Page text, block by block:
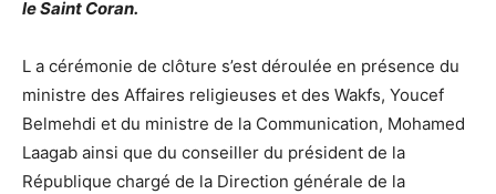
le Saint Coran.
L a cérémonie de clôture s’est déroulée en présence du
ministre des Affaires religieuses et des Wakfs, Youcef
Belmehdi et du ministre de la Communication, Mohamed
Laagab ainsi que du conseiller du président de la
République chargé de la Direction générale de la